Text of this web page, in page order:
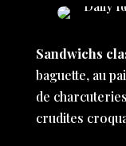
Sandwichs
baguette, au
de
crudites